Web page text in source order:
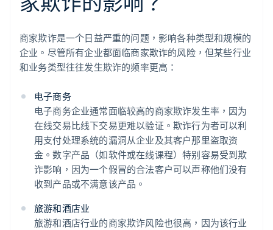
商家欺诈是一个日益严重的问题，影响各种类型和规模的
企业。尽管所有企业都面临商家欺诈的风险，但某些行业
和业务类型往往发生欺诈的频率更高：
电子商务
电子商务企业通常面临较高的商家欺诈发生率，因为
在线交易比线下交易更难以验证。欺诈行为者可以利
用支付处理系统的漏洞从企业及其客户那里盗取资
金。数字产品（如软件或在线课程）特别容易受到欺
诈影响，因为一个假冒的合法客户可以声称他们没有
收到产品或不满意该产品。
旅游和酒店业
旅游和酒店行业的商家欺诈风险也很高，因为该行业